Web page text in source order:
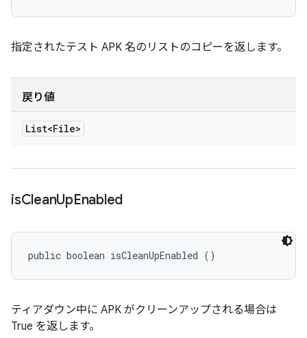
指定されたテスト APK 名のリストのコピーを返します。
戻り値
List<File>
isCleanUpEnabled
public boolean isCleanUpEnabled ()
ティアダウン中に APK がクリーンアップされる場合は
True を返します。